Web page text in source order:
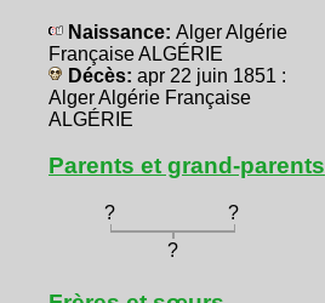
Naissance: Alger Algérie
Française ALGÉRIE
Décès: apr 22 juin 1851 :
Alger Algérie Française
ALGÉRIE
Parents et grand-parents
? ?
?